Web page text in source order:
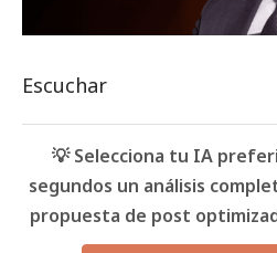
Escuchar
💡 Selecciona tu IA
segundos un análisis
propuesta de post